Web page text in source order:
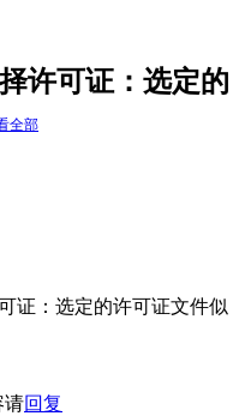
许可证：选定的
全部
证：选定的许可证文件似
请回复